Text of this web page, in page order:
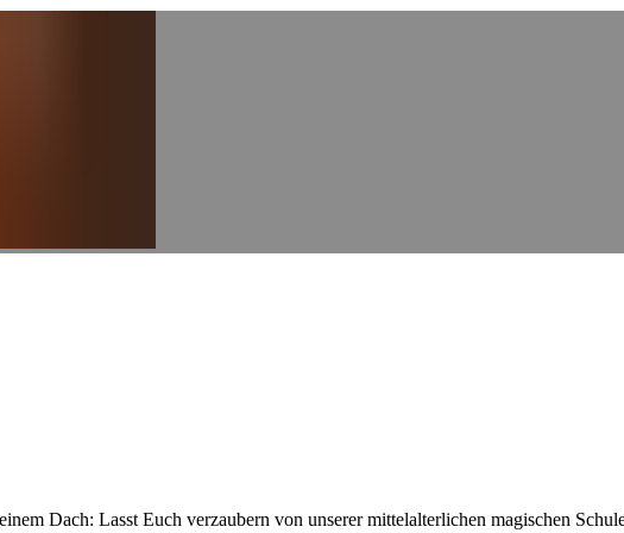
Dach: Lasst Euch verzaubern von unserer mittelalterlichen magischen